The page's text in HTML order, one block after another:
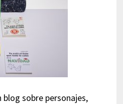
blog sobre personajes,